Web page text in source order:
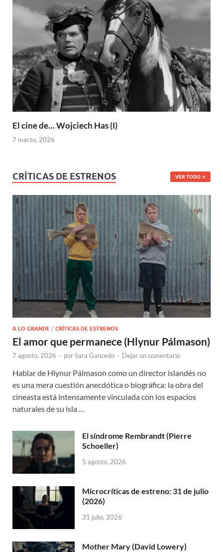
El cine de… Wojciech Has (I)
7 marzo, 2026
CRÍTICAS DE ESTRENOS VER TODO
A LO GRANDE / CRÍTICAS DE ESTRENOS
El amor que permanece (Hlynur Pálmason)
7 agosto, 2026 - porSara Gancedo - Dejar un comentario
Hablar de Hlynur Pálmason como un director islandés no
es una mera cuestión anecdótica o biográfica: la obra del
cineasta está intensamente vinculada con los espacios
naturales de su isla …
El síndrome Rembrandt (Pierre
Schoeller)
5 agosto, 2026
Microcríticas de estreno: 31 de julio
(2026)
31 julio, 2026
Mother Mary (David Lowery)